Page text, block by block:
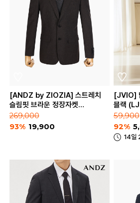
[ANDZ by ZIOZIA] 스트레치
슬림핏 브라운 정장자켓
(BZA4SB1103)
269,000
93% 19,900
[JVIO]
블랙
59,900
92%
14일